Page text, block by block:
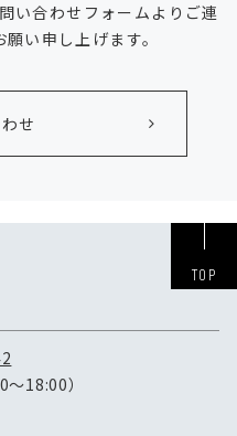
い合わせフォームよりご連
い申し上げます。
せ
TOP
～18:00）